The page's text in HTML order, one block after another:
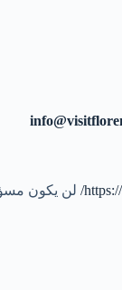
لن يكون